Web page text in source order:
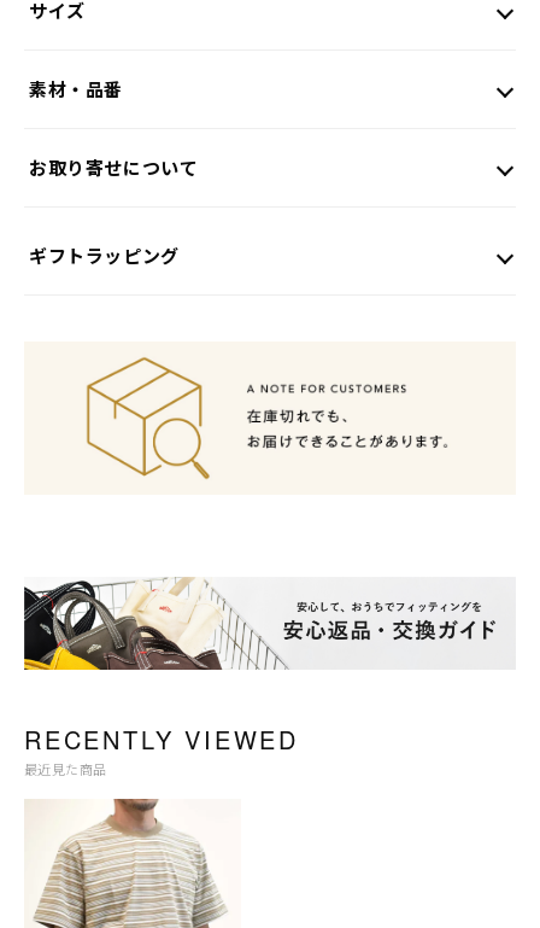
サイズ
素材・品番
お取り寄せについて
ギフトラッピング
RECENTLY VIEWED
最近見た商品